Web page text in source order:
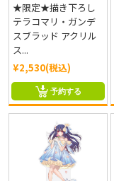
★限定★描き下ろし
テラコマリ・ガンデ
スブラッド アクリル
ス...
¥2,530(税込)
予約する